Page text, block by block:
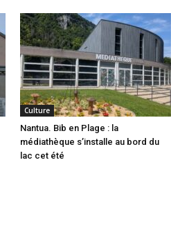
Culture
Nantua. Bib en Plage : la
médiathèque s’installe au bord du
lac cet été